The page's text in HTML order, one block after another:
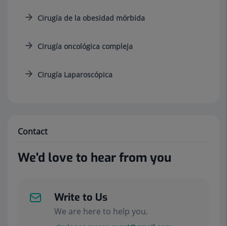
Cirugía de la obesidad mórbida
Cirugía oncológica compleja
Cirugía Laparoscópica
Contact
We'd love to hear from you
Write to Us
We are here to help you.